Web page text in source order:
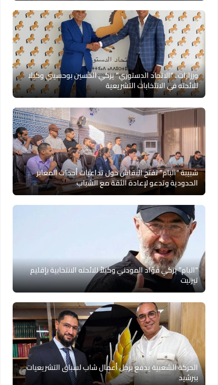
ورزازات.. “الاتحاد الدستوري” يزكي الحسين بوحسيني وكيلا
للائحته في الانتخابات التشريعية
شبيبة “البام” تفتح النقاش حول تداعيات أحداث المعابر
الحدودية وتدعو لإعادة الثقة مع الشباب
“البام” يزكي فؤاد المودني وكيلاً للائحته الانتخابية بإقليم
تيزنيت
الحركة الشعبية يدفع برجل أعمال شاب لسباق التشريعيات
ببرشيد